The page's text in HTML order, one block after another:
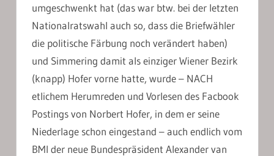
umgeschwenkt hat (das war btw. bei der letzten
Nationalratswahl auch so, dass die Briefwähler
die politische Färbung noch verändert haben)
und Simmering damit als einziger Wiener Bezirk
(knapp) Hofer vorne hatte, wurde – NACH
etlichem Herumreden und Vorlesen des Facbook
Postings von Norbert Hofer, in dem er seine
Niederlage schon eingestand – auch endlich vom
BMI der neue Bundespräsident Alexander van